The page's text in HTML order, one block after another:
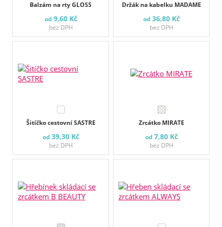
Balzám na rty GLOSS
od 9,60 Kč
bez DPH
Držák na kabelku MADAME
od 36,80 Kč
bez DPH
Šitíčko cestovní SASTRE
od 39,30 Kč
bez DPH
Zrcátko MIRATE
od 7,80 Kč
bez DPH